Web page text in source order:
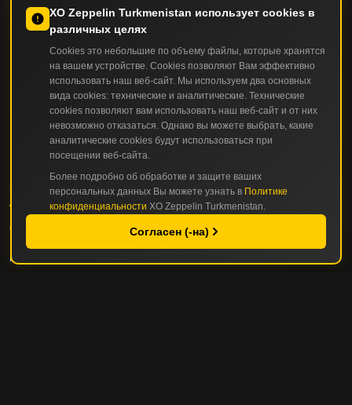
КАТАЛОГ
СТРОИТЕЛЬНАЯ И ДОРОЖНО-СТРОИТЕЛЬНАЯ ТЕХНИКА
ГОРНАЯ И КАРЬЕРНАЯ ТЕХНИКА
ХО Zeppelin Turkmenistan использует cookies в
различных целях
Сookies это небольшие по объему файлы, которые хранятся
на вашем устройстве. Сookies позволяют Вам эффективно
использовать наш веб-сайт. Мы используем два основных
вида cookies: технические и аналитические. Технические
cookies позволяют вам использовать наш веб-сайт и от них
невозможно отказаться. Однако вы можете выбрать, какие
аналитические cookies будут использоваться при
посещении веб-сайта.
Более подробно об обработке и защите ваших
персональных данных Вы можете узнать в Политике
конфиденциальности ХО Zeppelin Turkmenistan.
Согласен (-на)